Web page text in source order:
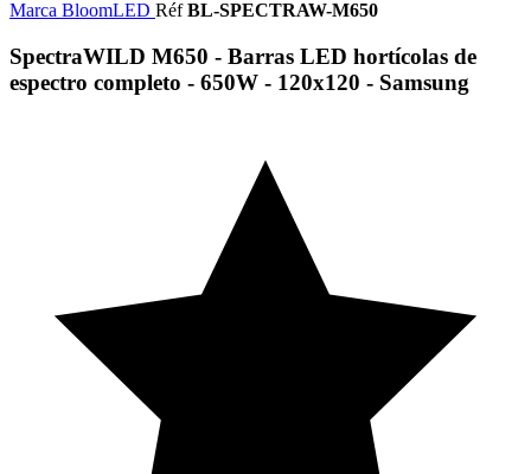
Marca BloomLED RéfBL-SPECTRAW-M650
SpectraWILD M650 - Barras LED hortícolas de
espectro completo - 650W - 120x120 - Samsung